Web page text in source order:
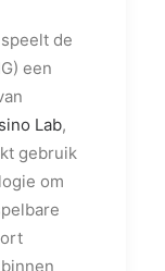
de
een
Lab,
gebruik
om